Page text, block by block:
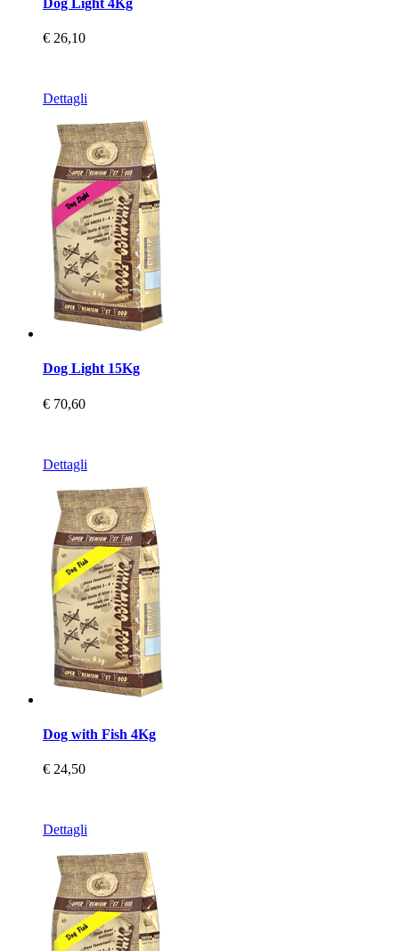
€ 26,10
Dettagli
Dog Light 15Kg
€ 70,60
Dettagli
Dog with Fish 4Kg
€ 24,50
Dettagli